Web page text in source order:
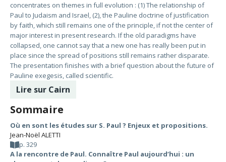
concentrates on themes in full evolution : (1) The relationship of
Paul to Judaism and Israel, (2), the Pauline doctrine of justification
by faith, which still remains one of the principle, if not the center of
major interest in present research. If the old paradigms have
collapsed, one cannot say that a new one has really been put in
place since the spread of positions still remains rather disparate.
The presentation finishes with a brief question about the future of
Pauline exegesis, called scientific.
Lire sur Cairn
Sommaire
Où en sont les études sur S. Paul ? Enjeux et propositions.
Jean-Noël ALETTI
p. 329
A la rencontre de Paul. Connaître Paul aujourd’hui : un